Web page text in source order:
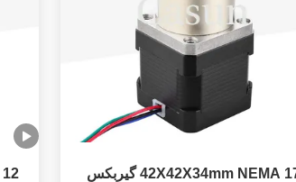
42X42X34mm NEMA 17 گیربکس